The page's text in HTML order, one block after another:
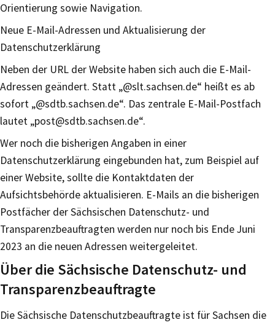
Orientierung sowie Navigation.
Neue E-Mail-Adressen und Aktualisierung der
Datenschutzerklärung
Neben der URL der Website haben sich auch die E-Mail-
Adressen geändert. Statt „@slt.sachsen.de“ heißt es ab
sofort „@sdtb.sachsen.de“. Das zentrale E-Mail-Postfach
lautet „post@sdtb.sachsen.de“.
Wer noch die bisherigen Angaben in einer
Datenschutzerklärung eingebunden hat, zum Beispiel auf
einer Website, sollte die Kontaktdaten der
Aufsichtsbehörde aktualisieren. E-Mails an die bisherigen
Postfächer der Sächsischen Datenschutz- und
Transparenzbeauftragten werden nur noch bis Ende Juni
2023 an die neuen Adressen weitergeleitet.
Über die Sächsische Datenschutz- und
Transparenzbeauftragte
Die Sächsische Datenschutzbeauftragte ist für Sachsen die